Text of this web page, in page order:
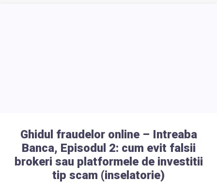
Ghidul fraudelor online – Intreaba
Banca, Episodul 2: cum evit falsii
brokeri sau platformele de investitii
tip scam (inselatorie)